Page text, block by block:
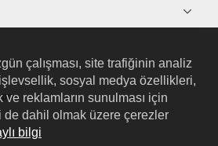
çalışması, site trafiğinin analiz
sosyal medya özellikleri,
reklamların sunulması için
de dahil olmak üzere çerezler
bilgi